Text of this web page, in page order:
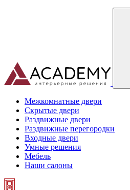
Межкомнатные двери
Скрытые двери
Раздвижные двери
Раздвижные перегородки
Входные двери
Умные решения
Мебель
Наши салоны